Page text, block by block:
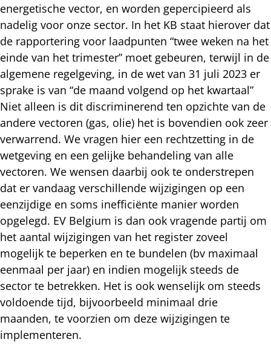
energetische vector, en worden gepercipieerd als
nadelig voor onze sector. In het KB staat hierover dat
de rapportering voor laadpunten “twee weken na het
einde van het trimester” moet gebeuren, terwijl in de
algemene regelgeving, in de wet van 31 juli 2023 er
sprake is van “de maand volgend op het kwartaal”
Niet alleen is dit discriminerend ten opzichte van de
andere vectoren (gas, olie) het is bovendien ook zeer
verwarrend. We vragen hier een rechtzetting in de
wetgeving en een gelijke behandeling van alle
vectoren. We wensen daarbij ook te onderstrepen
dat er vandaag verschillende wijzigingen op een
eenzijdige en soms inefficiënte manier worden
opgelegd. EV Belgium is dan ook vragende partij om
het aantal wijzigingen van het register zoveel
mogelijk te beperken en te bundelen (bv maximaal
eenmaal per jaar) en indien mogelijk steeds de
sector te betrekken. Het is ook wenselijk om steeds
voldoende tijd, bijvoorbeeld minimaal drie
maanden, te voorzien om deze wijzigingen te
implementeren.